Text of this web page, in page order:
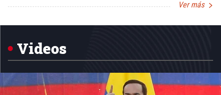
Ver más
1
Videos